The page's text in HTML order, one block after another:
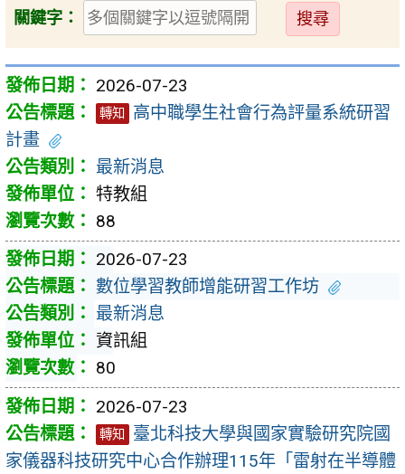
關鍵字：
送
出
2026-07-23
轉知
高中職學生社會行為評量系統研習
計畫
最新消息
特教組
88
2026-07-23
數位學習教師增能研習工作坊
最新消息
資訊組
80
2026-07-23
轉知
臺北科技大學與國家實驗研究院國
家儀器科技研究中心合作辦理115年「雷射在半導體